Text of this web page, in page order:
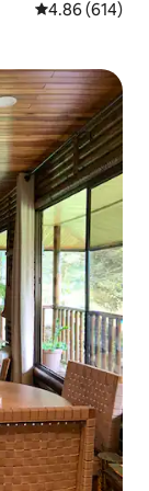
Calificación
4.86 (614)